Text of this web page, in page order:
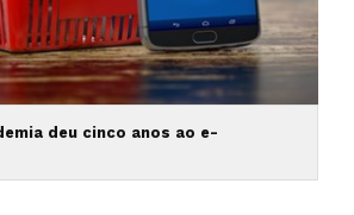
deu cinco anos ao e-